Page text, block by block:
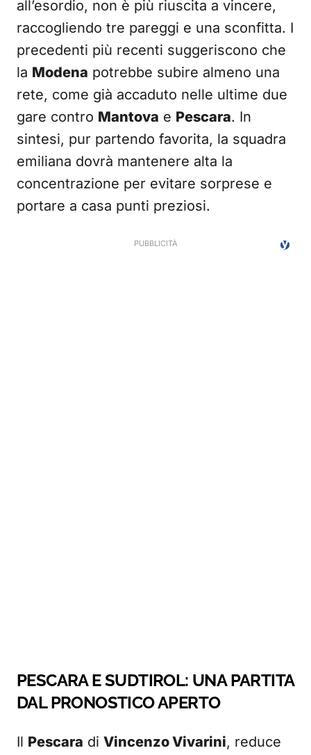
all’esordio, non è più riuscita a vincere,
raccogliendo tre pareggi e una sconfitta. I
precedenti più recenti suggeriscono che
la Modena potrebbe subire almeno una
rete, come già accaduto nelle ultime due
gare contro Mantova e Pescara. In
sintesi, pur partendo favorita, la squadra
emiliana dovrà mantenere alta la
concentrazione per evitare sorprese e
portare a casa punti preziosi.
PESCARA E SUDTIROL: UNA PARTITA
DAL PRONOSTICO APERTO
Il Pescara di Vincenzo Vivarini, reduce